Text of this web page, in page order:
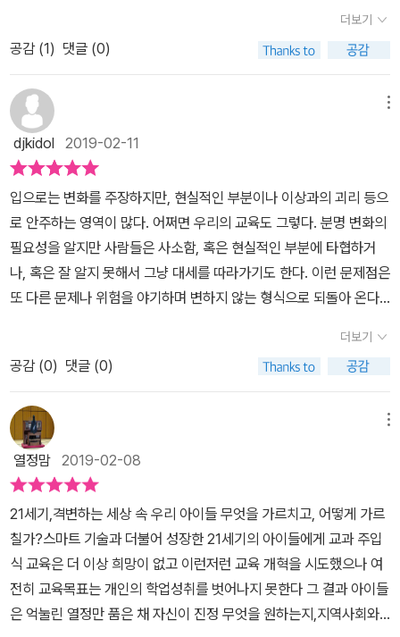
을 자기 주도적으로 하고, 지역 사회나 국제 사회를 변화시키는 데 열
정과 노력을 발휘할 수 있도록 지도해야 한다. 그러나 교사가 학생들
이 수행하고 있는 프로젝트의 내용에 관해 많은 것을 알아야만 하는
것은 아니다. 교사는 학생들이 필요한 정보와 지식을 얻을 수 있도록
지도하고 그 과정에서 부딪히는 어려움을 헤치고 나아가 목표를 실현
할 수 있도록 돕는 역할을 수행하면 된다. 달라지는 교사의 역할은 많
은 혼란과 두려움을 줄 수 있지만, 다른 모든 직업 분야가 그렇듯이 교
사들 역시 사회의 변화를 수용하고 그 시대가 요구하는 역할을 수행
해 나아가야만 한다.
는) 반면 내일의 더 나은 세상 만들기 패러다임은 이렇다.아이+ 실제
사회 문제 - 아이들의 해결방안(+학습) - 더 나아진 세상(현재) - 세
적이고 더 효과적인 사고를 육성한다. - 현실 사회에서 효과적으로 행
동하고 원만한 관계를 형성하고 목적으로 하는 것을 실현하는 역량을
갖춘다.- 실제 사회를 위해 무언가를 하게 되고 그 과정에서 자존감과
자신감이 높아진다.- 교육과 현장의 유리로 인해 추가 교육에 시달리
는 고용주에게 즉각 준비된 인재가 나타난다.- 학령기 아이들의 잠재
력을 통해 세상의 문제를 해결한다.- 문제를 직접 해결한 경험이 있는
미래 시민 양성을 한다.이런 역량 중심의 교육비전은 다음과 같은 특
징을 지닌다.1. 교육 목표의 변화다. 교육의 목표는 더 이상 언젠가 세
상을 개선할지도(악화도 많이 시킨다)모르는 어른이 되도록 교육하
된다.2. 교육 수단의 변화다. 학과, 학습, 성적 중심에서 열정을 발휘
해 실질적 사회참여를 실현하는 것으로 교육 수단이 변화한다. 이런
수단은 실제 현실을 개선하기 위해 진행되는 프로젝트다. 학생은 초
중등교육 기간 이런 프로젝트를 50-100개 수행하고 졸업하여 사회
에 기여하는 역량있는 시민으로 자라나게 된다. 이런 사회 참여 프로
젝트를 다음과 같은 조건을 갖춰야 한다.- 아이들이 실제로 사회 참여
프로젝트를 수행하고 활동 내용을 평가할 수 있는 시스템- 프로젝트
의 대상, 범위, 목적이 무엇이지 확실히 이해하고 공유해야 함- 학생
들이 열정을 가지고 수행할 수 있는 적절한 프로젝트를 학생과 연결
할 수 있어야 함.-프로젝트는 사회에 참여하는 것으로 실제 행동이나
변화를 일으켜야 함. 학생이 주도적으로 조사를 하거나 보고서를 작
성하고 이를 제안하고 기관에 제출하여도 변화가 없다면 사회참여 프
단계(F)글로벌 역량을 갖춘 아이들은 사회분제를 인식했을때 그것을
해결하기 위해 기다리거나 허락을 구할 필요가 없음을 깨달은 아이들
이다. 자발적으로 일을 맡아 처리한다. 우리에게 필요한 교육은 요즘
학교에서 흔히 나타나는 학업경쟁의 악순화나 속에 네트워크로 연결
된 확장된 마음을 가두는 것이 아니라 아이들이 역량을 자유롭게 발
휘하도록 돕는것이다.발굴되기만 한다면 아이들의 열정은 말 그대로
무한하다. 인생의 매 시기마다 아이들이 자신의 열정이 무엇인지 찾
고 인식 할 수 잇도록 돕는 것만큼 중요한 교육의 역할도 없다.앞으로
우리가 제공해야 할 새로운 교육은 아이들의 역량을 더욱 강화시켜주
고 아이들이 개인의 열정과 집단으로서의 열정을 발휘해 세상을 더
나은 고승로 만들수 있도록 돕는 교육이다. 교육을 바라보는 최선의
관점은 아이들이 반드시 목표에 도달해야하는 것은 아니지만 자신이
정한 목표에 도달할 수 있도록 준비시키는 과정이라고 보는 것이다.
더 나은 세상을 만드는 사회참여 프로젝트는 학생들이 스스로 선택해
고 지속적인 변화를 가져오는 사업이나 활동을 의미한다.진정으로 자
녀를 돕고자 한다면 부모들은 자녀의 성공에 중요한 실절적인 사회참
여실현을 더욱 강조하고 과거 자신의 학창시절에 중요하게 여겼던 성
적이나 학업성취를 덜 강조해야 한다.21세기 격변하는 세상 속 우리
아이들 무엇을 가르치고 어떻게 가르칠까?진정한 교육은 세상을 더
나은 곳으로 바꿀수 있어야 하고 그 과정에서 개인을 성장시켜야 한
다. [한문화] 미래의 교육을 설계한다를 읽으며 교과주입식 교육이 더
이상 아이들에게 필요하지 않고 아이들이 좋아하는 것을 스스로 시도
해볼수 있는 환경과 교육과정이 중요하다는 것을 알게 되었다.좋은
더보기
공감 (1) 댓글 (0)
djkidol 2019-02-11
​입으로는 변화를 주장하지만, 현실적인 부분이나 이상과의 괴리 등으
로 안주하는 영역이 많다. 어쩌면 우리의 교육도 그렇다. 분명 변화의
필요성을 알지만 사람들은 사소함, 혹은 현실적인 부분에 타협하거
나, 혹은 잘 알지 못해서 그냥 대세를 따라가기도 한다. 이런 문제점은
또 다른 문제나 위험을 야기하며 변하지 않는 형식으로 되돌아 온다.
리나 관습, 암묵적으로 넘어갔던 부분에 대한 진단이 필요하며, 이런
개혁과 변화만이 어른들의 역할이자 책임인 것이다.​이 책은 미래교육
에 대한 진단, 나아가 아이들에게 어떤 긍정의 효과와 영향력을 줄 것
인지 고민하고 있다. 공부만 잘해서 성공하는 시대도 아니며, 인성에
대한 중요성이 부각되는 이유, 결국에는 사람의 가치는 불변하지만,
시대변화나 트렌드에 맞는 새로운 옷을 입어야 함을 말한다. 4차 산
업의 시대라고 하지만, 우리의 교육현실은 어떤가? 여전히 입시로 홍
역을 치루고 있고, 다양한 제도나 복잡함으로 부모들도 혼란을 겪고
있다. 개인의 불필요한 사교육 비용, 이는 사회적 낭비나 기형한 형태
로 확대 재생산되며 문제를 더욱 복잡하게 하고 있다.​물론 이론적 공
부와 자신이 관심있거나 좋아하는 업을 하기 위해, 거쳐야 하는 단계,
시험을 고려할 때, 무조건 지금의 방식이 나쁘다고 볼 순 없다. 하지만
더보기
공감 (0) 댓글 (0)
열정맘 2019-02-08
21세기,격변하는 세상 속 우리 아이들 무엇을 가르치고, 어떻게 가르
칠가?스마트 기술과 더불어 성장한 21세기의 아이들에게 교과 주입
식 교육은 더 이상 희망이 없고 이런저런 교육 개혁을 시도했으나 여
전히 교육목표는 개인의 학업성취를 벗어나지 못한다 그 결과 아이들
은 억눌린 열정만 품은 채 자신이 진정 무엇을 원하는지,지역사회와